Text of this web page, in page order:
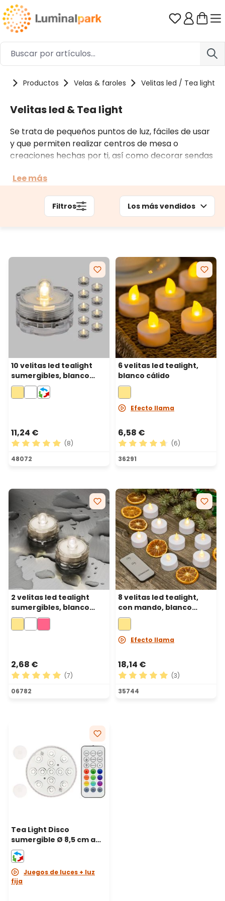
Saltar al contenido principal Tienes 0
Productos Velas & faroles Velitas led / Tea light
Velitas led & Tea light
Se trata de pequeños puntos de luz, fáciles de usar
y que permiten realizar centros de mesa o
creaciones hechas por ti, así como decorar sendas
queman y se apagan cuando tú lo decides. Las
luces de varios colores que pueden estar tocando
Lee más
Filtros Los más vendidos
10 velitas led tealight
sumergibles, blanco
cálido
11,24 €
Calificación promedio de 5 de 5 estrellas
(8)
48072
6 velitas led tealight,
blanco cálido
Efecto llama
6,58 €
Calificación promedio de
(6)
36291
2 velitas led tealight
sumergibles, blanco
cálido
2,68 €
Calificación promedio de 5 de 5 estrellas
(7)
06782
8 velitas led tealight,
con mando, blanco
cálido
Efecto llama
18,14 €
Calificación promedio de
(3)
35744
Tea Light Disco
sumergible Ø 8,5 cm a
pilas, 13 led ultra
luminosos RGB
cambiacolor
Juegos de luces + luz
fija